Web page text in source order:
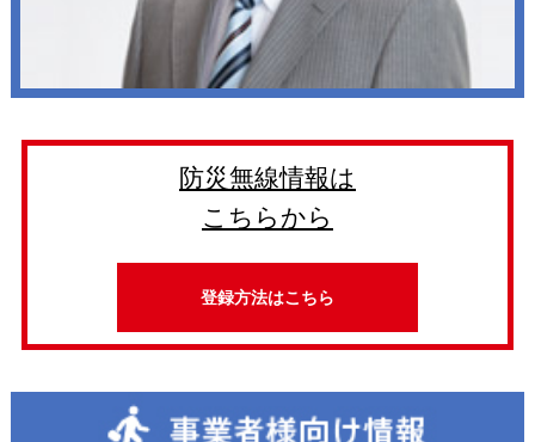
防災無線情報は
こちらから
登録方法はこちら